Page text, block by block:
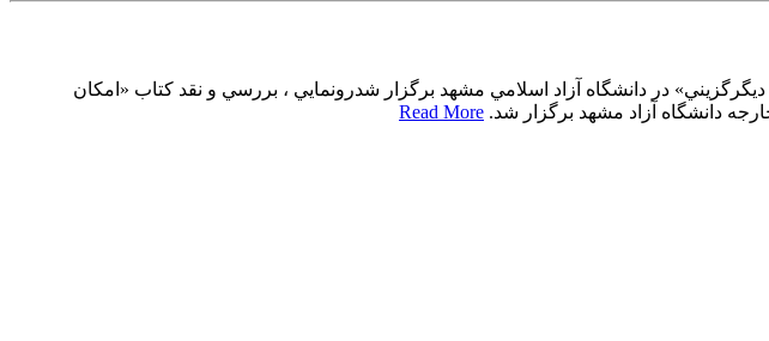
در دانشگاه آزاد اسلامي مشهد برگزار شدرونمايي ، بررسي و نقد كتاب «امكان
دانشگاه آزاد مشهد برگزار شد. Read More